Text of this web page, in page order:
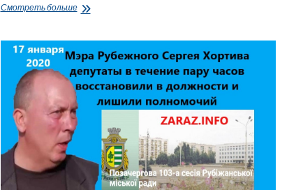
Смотреть большеДевять «Стеклопластиковых»
пост
мэра
Рубежного
«выпустило»
научно-
производственное
объединение
Северодонецка!